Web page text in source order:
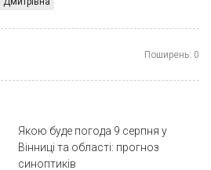
Поширень: 0
Якою буде погода 9 серпня у
Вінниці та області: прогноз
синоптиків